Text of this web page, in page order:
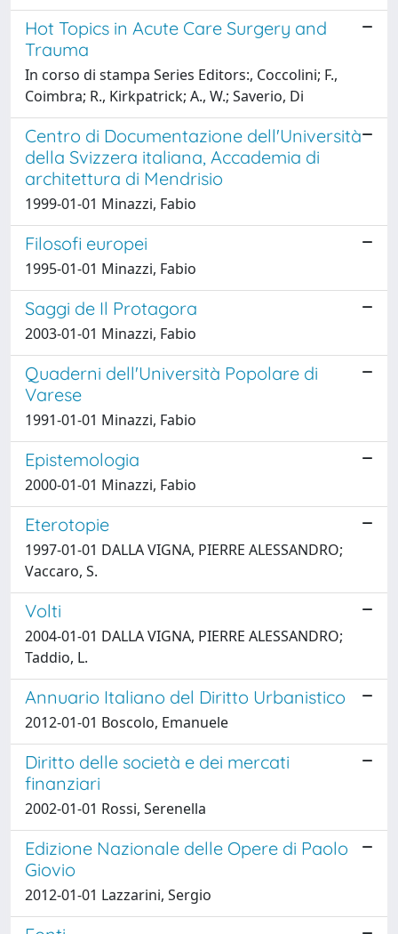
Hot Topics in Acute Care Surgery and
Trauma
In corso di stampa Series Editors:, Coccolini; F.,
Coimbra; R., Kirkpatrick; A., W.; Saverio, Di
Centro di Documentazione dell'Università
della Svizzera italiana, Accademia di
architettura di Mendrisio
1999-01-01 Minazzi, Fabio
Filosofi europei
1995-01-01 Minazzi, Fabio
Saggi de Il Protagora
2003-01-01 Minazzi, Fabio
Quaderni dell'Università Popolare di
Varese
1991-01-01 Minazzi, Fabio
Epistemologia
2000-01-01 Minazzi, Fabio
Eterotopie
1997-01-01 DALLA VIGNA, PIERRE ALESSANDRO;
Vaccaro, S.
Volti
2004-01-01 DALLA VIGNA, PIERRE ALESSANDRO;
Taddio, L.
Annuario Italiano del Diritto Urbanistico
2012-01-01 Boscolo, Emanuele
Diritto delle società e dei mercati
finanziari
2002-01-01 Rossi, Serenella
Edizione Nazionale delle Opere di Paolo
Giovio
2012-01-01 Lazzarini, Sergio